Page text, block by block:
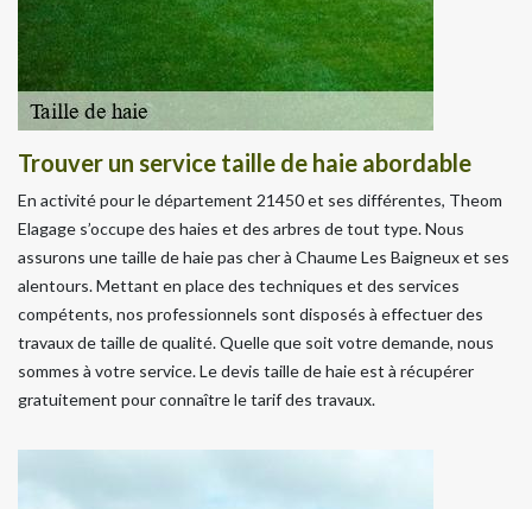
Trouver un service taille de haie abordable
En activité pour le département 21450 et ses différentes, Theom
Elagage s’occupe des haies et des arbres de tout type. Nous
assurons une taille de haie pas cher à Chaume Les Baigneux et ses
alentours. Mettant en place des techniques et des services
compétents, nos professionnels sont disposés à effectuer des
travaux de taille de qualité. Quelle que soit votre demande, nous
sommes à votre service. Le devis taille de haie est à récupérer
gratuitement pour connaître le tarif des travaux.